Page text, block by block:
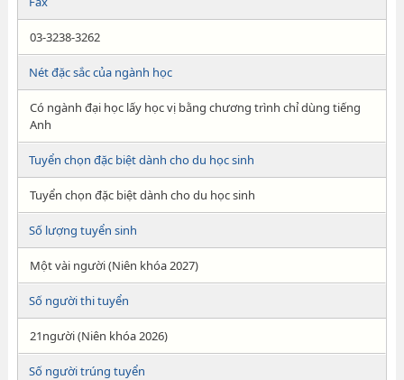
03-3238-3262
Nét đặc sắc của ngành học
Có ngành đại học lấy học vị bằng chương trình chỉ dùng tiếng
Anh
Tuyển chọn đặc biệt dành cho du học sinh
Tuyển chọn đặc biệt dành cho du học sinh
Số lượng tuyển sinh
Một vài người (Niên khóa 2027)
Số người thi tuyển
21người (Niên khóa 2026)
Số người trúng tuyển